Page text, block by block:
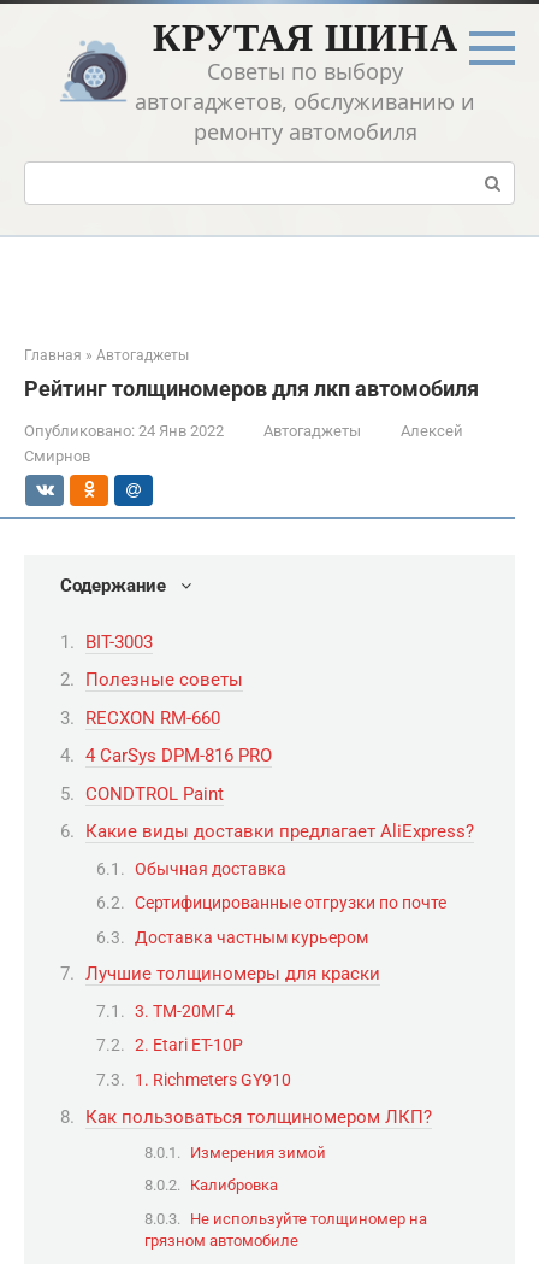
Перейти
контенту
КРУТАЯ ШИНА
Советы по выбору
автогаджетов, обслуживанию и
ремонту автомобиля
Поиск:
Главная » Автогаджеты
Рейтинг толщиномеров для лкп автомобиля
Опубликовано: 24 Янв 2022 Автогаджеты
Алексей
Смирнов
Содержание
BIT-3003
Полезные советы
RECXON RM-660
4 CarSys DPM-816 PRO
CONDTROL Paint
Какие виды доставки предлагает AliExpress?
Обычная доставка
Сертифицированные отгрузки по почте
Доставка частным курьером
Лучшие толщиномеры для краски
3. ТМ-20МГ4
2. Etari ET-10P
1. Richmeters GY910
Как пользоваться толщиномером ЛКП?
Измерения зимой
Калибровка
Не используйте толщиномер на
грязном автомобиле